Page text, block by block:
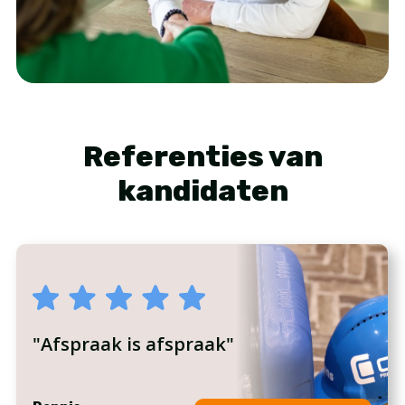
Referenties van
kandidaten
"Afspraak is afspraak"